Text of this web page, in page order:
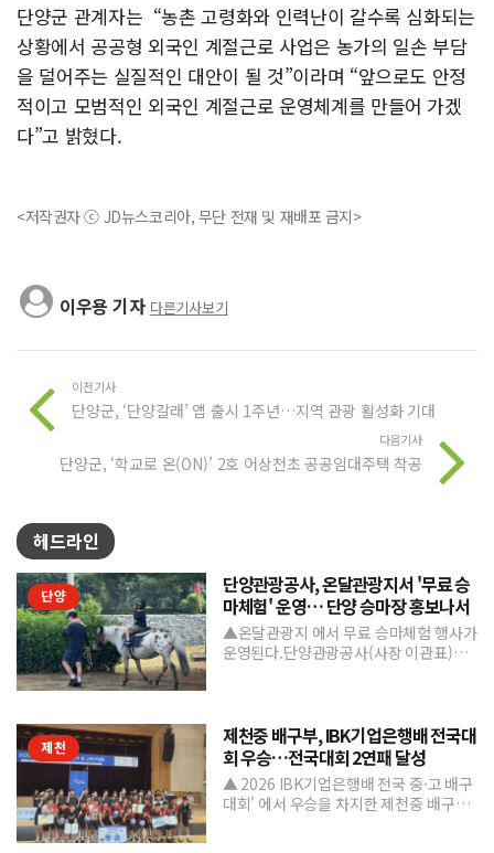
단양군 관계자는 “농촌 고령화와 인력난이 갈수록 심화되는
상황에서 공공형 외국인 계절근로 사업은 농가의 일손 부담
을 덜어주는 실질적인 대안이 될 것”이라며 “앞으로도 안정
적이고 모범적인 외국인 계절근로 운영체계를 만들어 가겠
다”고 밝혔다.
<저작권자 ⓒ JD뉴스코리아, 무단 전재 및 재배포 금지>
이우용 기자 다른기사보기
이전기사
단양군, ‘단양갈래’ 앱 출시 1주년…지역 관광 활성화 기대
다음기사
단양군, ‘학교로 온(ON)’ 2호 어상천초 공공임대주택 착공
헤드라인
단양
단양관광공사, 온달관광지서 '무료 승
마체험' 운영… 단양 승마장 홍보나서
▲온달관광지 에서 무료 승마체험 행사가
운영된다.단양관광공사(사장 이관표)가
제천
제천중 배구부, IBK기업은행배 전국대
회 우승…전국대회 2연패 달성
▲ 2026 IBK기업은행배 전국 중·고 배구
대회' 에서 우승을 차지한 제천중 배구부.